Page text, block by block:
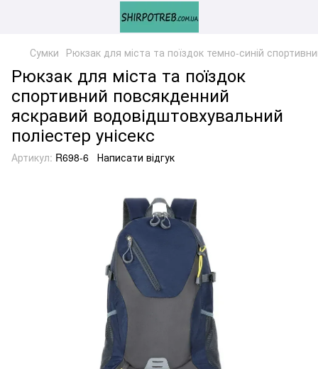
Сумки Рюкзак для міста та поїздок темно-синій
Рюкзак для міста та поїздок
спортивний повсякденний
яскравий водовідштовхувальний
поліестер унісекс
Артикул: R698-6 Написати відгук